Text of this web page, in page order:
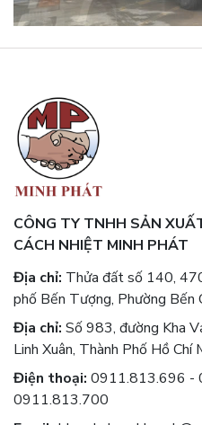
CÔNG TY TNHH SẢN
CÁCH NHIỆT MINH PHÁT
Địa chỉ: Thửa đất số 140,
phố Bến Tượng, Phường Bến
Địa chỉ: Số 983, đường Kha
Linh Xuân, Thành Phố Hồ Chí
Điện thoại: 0911.813.696 -
0911.813.700